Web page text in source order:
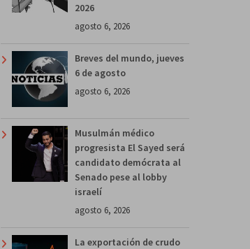
2026
agosto 6, 2026
Breves del mundo, jueves
6 de agosto
agosto 6, 2026
Musulmán médico
progresista El Sayed será
candidato demócrata al
Senado pese al lobby
israelí
agosto 6, 2026
La exportación de crudo